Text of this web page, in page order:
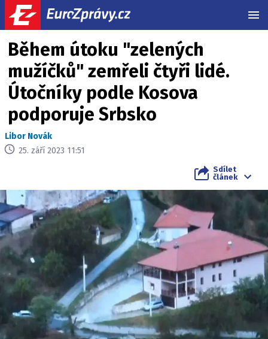
Během útoku "zelených
mužíčků" zemřeli čtyři lidé.
Útočníky podle Kosova
podporuje Srbsko
Libor Novák
25. září 2023 11:51
Sdílet
článek